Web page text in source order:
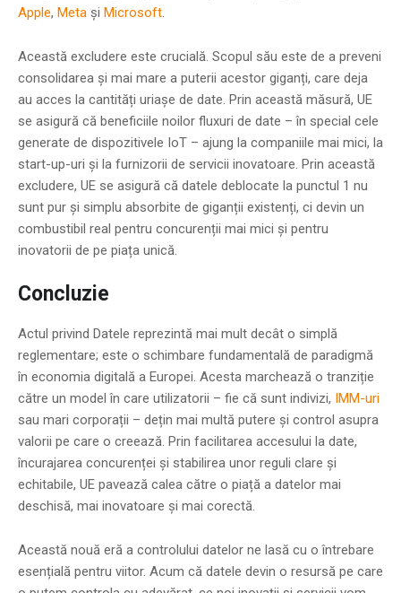
Apple, Meta și Microsoft
Această excludere este crucială. Scopul său este de a preveni
consolidarea și mai mare a puterii acestor giganți, care deja
au acces la cantități uriașe de date. Prin această măsură, UE
se asigură că beneficiile noilor fluxuri de date – în special cele
generate de dispozitivele IoT – ajung la companiile mai mici, la
start-up-uri și la furnizorii de servicii inovatoare. Prin această
excludere, UE se asigură că datele deblocate la punctul 1 nu
sunt pur și simplu absorbite de giganții existenți, ci devin un
combustibil real pentru concurenții mai mici și pentru
inovatorii de pe piața unică.
Concluzie
Actul privind Datele reprezintă mai mult decât o simplă
reglementare; este o schimbare fundamentală de paradigmă
în economia digitală a Europei. Acesta marchează o tranziție
către un model în care utilizatorii – fie că sunt indivizi, IMM-uri
sau mari corporații – dețin mai multă putere și control asupra
valorii pe care o creează. Prin facilitarea accesului la date,
încurajarea concurenței și stabilirea unor reguli clare și
echitabile, UE pavează calea către o piață a datelor mai
deschisă, mai inovatoare și mai corectă.
Această nouă eră a controlului datelor ne lasă cu o întrebare
esențială pentru viitor. Acum că datele devin o resursă pe care